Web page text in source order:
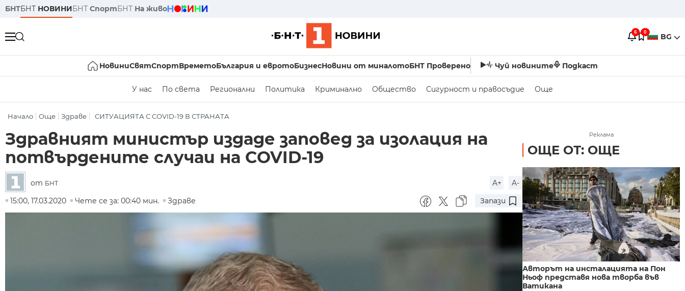
БНТБНТ НОВИНИБНТ СпортБНТ На живо
6 0 BG
НовиниСвятСпортВреметоБългария и евротоБизнесНовини от миналотоБНТ Проверено Чуй новините Подкаст
У нас По света Регионални Политика Криминално Общество Сигурност и правосъдие Още
Начало Още Здраве СИТУАЦИЯТА С COVID-19 В СТРАНАТА
Здравният министър издаде заповед за изолация на
потвърдените случаи на COVID-19
от БНТ A+
A-
15:00, 17.03.2020
Чете се за: 00:40 мин. Здраве Запази
Реклама
ОЩЕ ОТ: ОЩЕ
Авторът на инсталацията на Пон
Ньоф представя нова творба във
Ватикана